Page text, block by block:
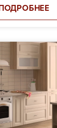
ПОДРОБНЕЕ